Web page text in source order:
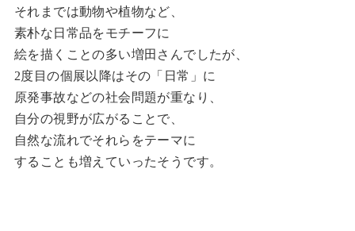
それまでは動物や植物など、
素朴な日常品をモチーフに
絵を描くことの多い増田さんでしたが、
2度目の個展以降はその「日常」に
原発事故などの社会問題が重なり、
自分の視野が広がることで、
自然な流れでそれらをテーマに
することも増えていったそうです。